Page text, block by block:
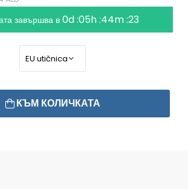
завършва в0d :05h :44m :21
КЪМ КОЛИЧКАТА